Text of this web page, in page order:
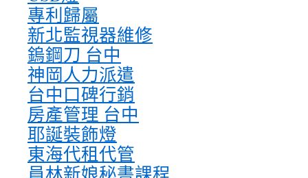
專利歸屬
新北監視器維修
鎢鋼刀 台中
神岡人力派遣
台中口碑行銷
房產管理 台中
耶誕裝飾燈
東海代租代管
員林新娘秘書課程